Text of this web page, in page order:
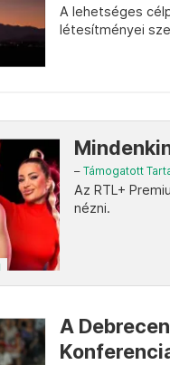
A lehetséges
létesítményei
– Támogatott
Az RTL+
nézni.
A